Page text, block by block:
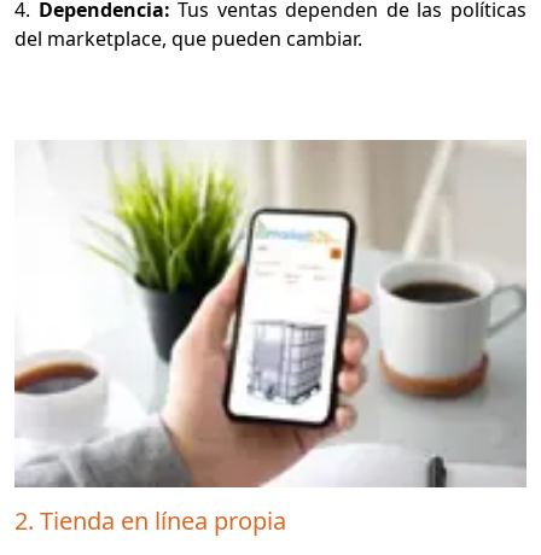
4. Dependencia: Tus ventas dependen de las políticas
del marketplace, que pueden cambiar.
2. Tienda en línea propia